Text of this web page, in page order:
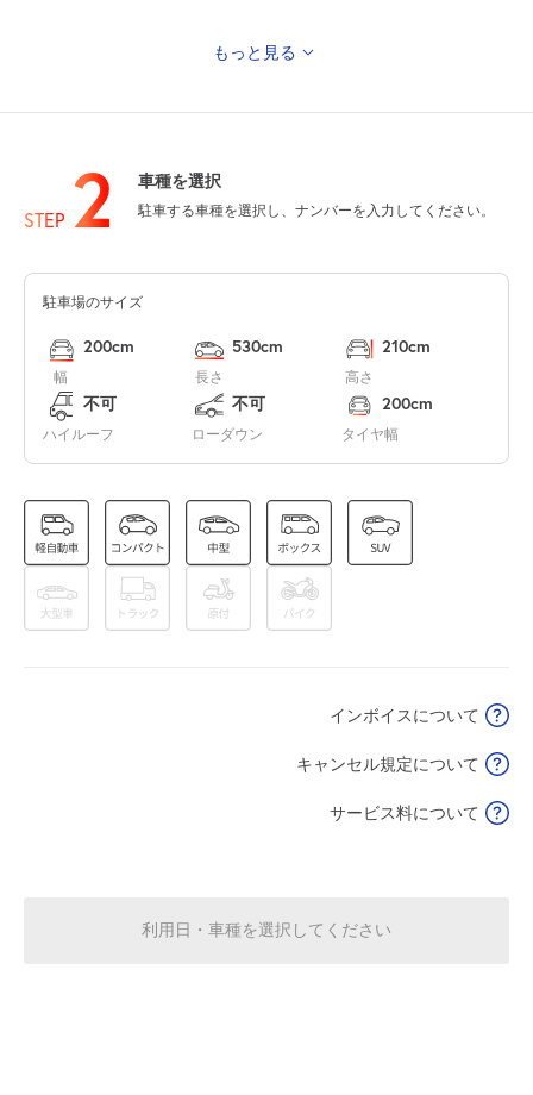
山の日
8月12日 (水) ¥3,000
8月13日 (木) ¥7,000
空き2
7:00～23:00
8月15日 (土)
7:00～23:00
¥8,000
空き2
空き3
7:00～23:00
¥3,000
¥3,000
もっと見る
STEP 2 車種を選択
駐車する車種を選択し、ナンバーを入力してください。
駐車場のサイズ
幅
200cm
長さ
530cm
高さ
210cm
ハイルーフ
不可
ローダウン
不可
タイヤ幅
200cm
インボイスについて
キャンセル規定について
サービス料について
利用日・車種を選択してください